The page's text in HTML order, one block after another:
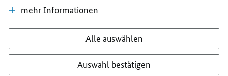
mehr Informationen
Alle auswählen
Auswahl bestätigen